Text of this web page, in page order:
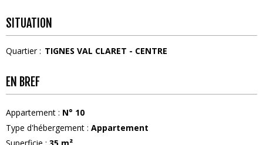
SITUATION
Quartier : TIGNES VAL CLARET - CENTRE
EN BREF
Appartement : N° 10
Type d'hébergement : Appartement